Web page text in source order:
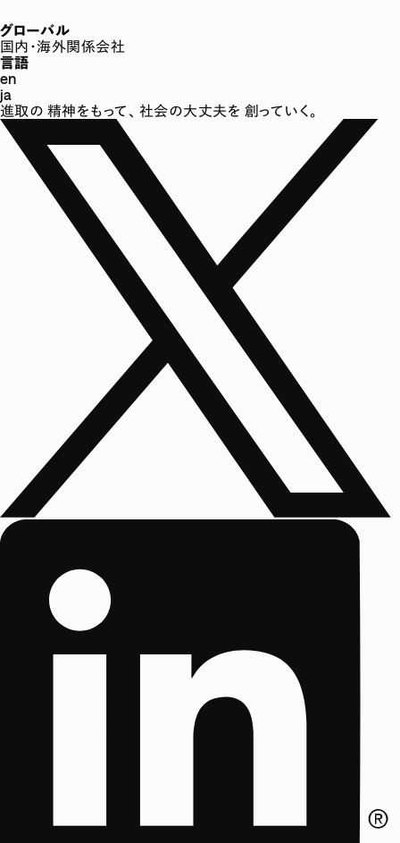
グローバル
国内・海外関係会社
言語
en
ja
進取の 精神をもって、 社会の大丈夫を 創っていく。